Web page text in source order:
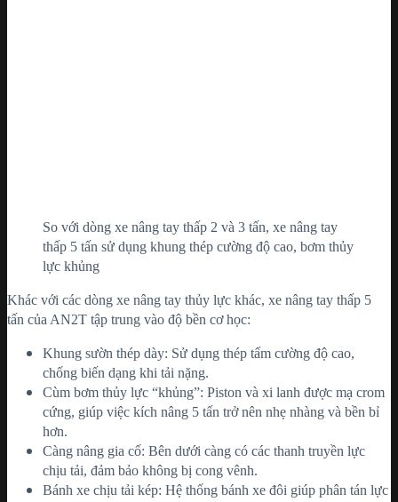
So với dòng xe nâng tay thấp 2 và 3 tấn, xe nâng tay
thấp 5 tấn sử dụng khung thép cường độ cao, bơm thủy
lực khủng
Khác với các dòng xe nâng tay thủy lực khác, xe nâng tay thấp 5
tấn của AN2T tập trung vào độ bền cơ học:
Khung sườn thép dày: Sử dụng thép tấm cường độ cao,
chống biến dạng khi tải nặng.
Cùm bơm thủy lực “khủng”: Piston và xi lanh được mạ crom
cứng, giúp việc kích nâng 5 tấn trở nên nhẹ nhàng và bền bỉ
hơn.
Càng nâng gia cố: Bên dưới càng có các thanh truyền lực
chịu tải, đảm bảo không bị cong vênh.
Bánh xe chịu tải kép: Hệ thống bánh xe đôi giúp phân tán lực